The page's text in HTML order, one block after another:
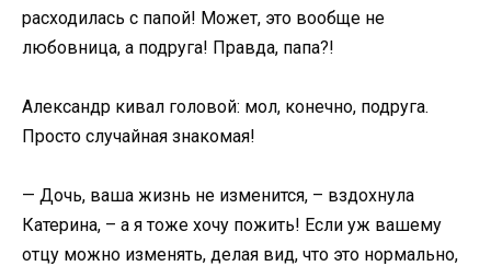
расходилась с папой! Может, это вообще не
любовница, а подруга! Правда, папа?!
Александр кивал головой: мол, конечно, подруга.
Просто случайная знакомая!
— Дочь, ваша жизнь не изменится, – вздохнула
Катерина, – а я тоже хочу пожить! Если уж вашему
отцу можно изменять, делая вид, что это нормально,